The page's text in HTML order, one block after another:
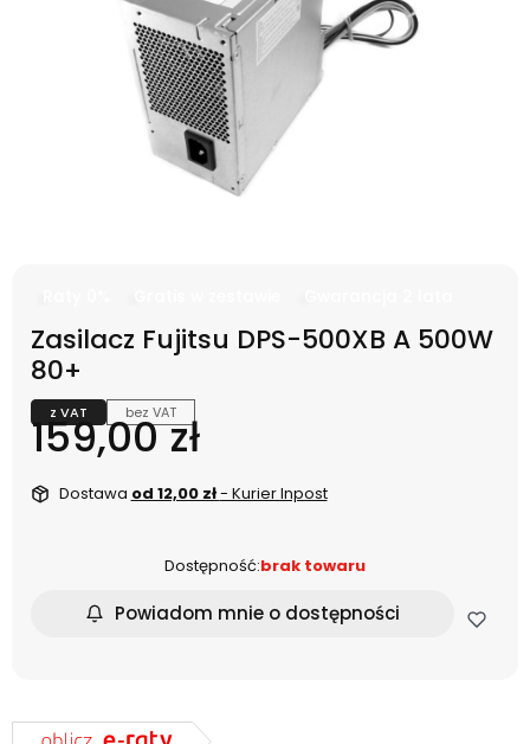
Zasilacz Fujitsu DPS-500XB A 500W
80+
z VAT bez VAT
Cena
159,00 zł
Dostawa od 12,00 zł- Kurier Inpost
Dostępność:brak towaru
Powiadom mnie o dostępności